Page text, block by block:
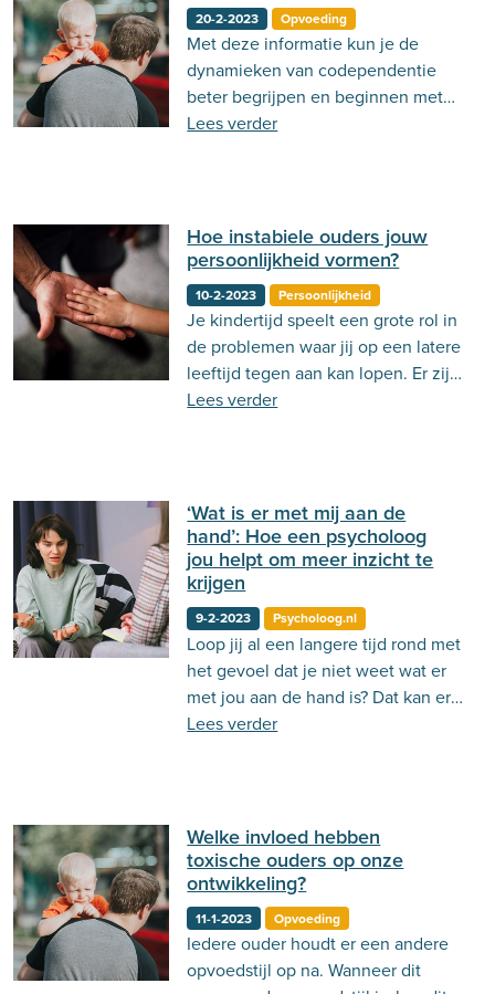
20-2-2023 Opvoeding
Met deze informatie kun je de
dynamieken van codependentie
beter begrijpen en beginnen met
het creëren van gezondere, meer
Lees verder
Hoe instabiele ouders jouw
persoonlijkheid vormen?
10-2-2023 Persoonlijkheid
Je kindertijd speelt een grote rol in
de problemen waar jij op een latere
leeftijd tegen aan kan lopen. Er zijn
best veel kinderen die opgroeien in
verslavingsproblemen.
Lees verder
‘Wat is er met mij aan de
hand’: Hoe een psycholoog
jou helpt om meer inzicht te
krijgen
9-2-2023 Psycholoog.nl
Loop jij al een langere tijd rond met
het gevoel dat je niet weet wat er
met jou aan de hand is? Dat kan erg
verwarrend, eenzaam en ook wel
Lees verder
Welke invloed hebben
toxische ouders op onze
ontwikkeling?
11-1-2023 Opvoeding
Iedere ouder houdt er een andere
opvoedstijl op na. Wanneer dit